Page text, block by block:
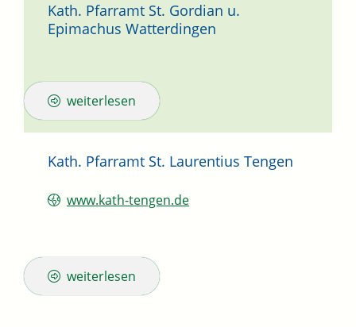
Kath. Pfarramt St. Gordian u.
Epimachus Watterdingen
weiterlesen
Kath. Pfarramt St. Laurentius Tengen
www.kath-tengen.de
weiterlesen